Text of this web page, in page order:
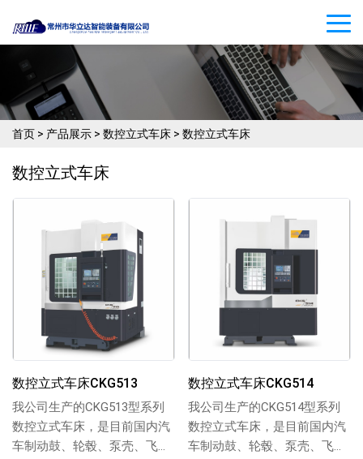
首页 > 产品展示 > 数控立式车床 > 数控立式车床
数控立式车床
数控立式车床CKG513
我公司生产的CKG513型系列
数控立式车床，是目前国内汽
车制动鼓、轮毂、泵壳、飞
数控立式车床CKG514
我公司生产的CKG514型系列
数控立式车床，是目前国内汽
车制动鼓、轮毂、泵壳、飞